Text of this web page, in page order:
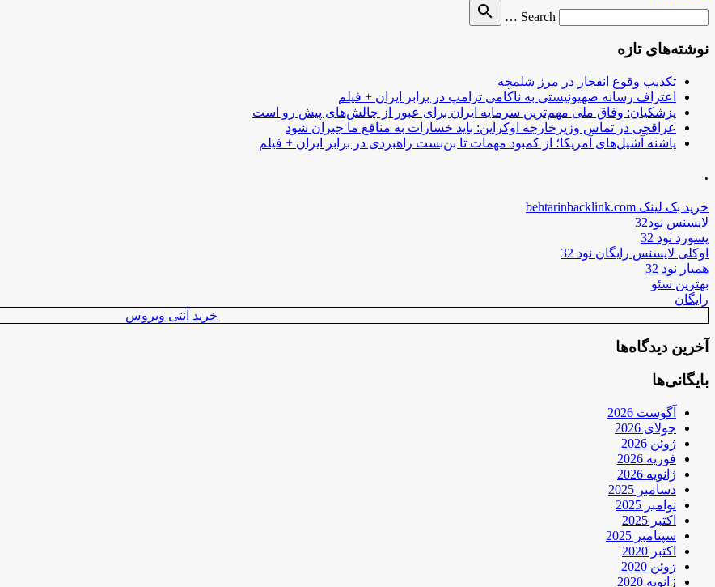
Search …
search
نوشته‌های تازه
تکذیب وقوع انفجار در مرز شلمچه
اعتراف رسانه صهیونیستی به ناکامی ترامپ در برابر ایران + فیلم
پزشکیان: وفاق ملی مهم‌ترین سرمایه ایران برای عبور از چالش‌های پیش رو است
عراقچی در تماس وزیرخارجه اوکراین: باید خسارات به منافع ما جبران شود
پاشنه آشیل‌های آمریکا؛ از کمبود مهمات تا بن‌بست راهبردی در برابر ایران + فیلم
.
خرید بک لینک behtarinbacklink.com
لایسنس نود32
پسورد نود 32
اوکلی لایسنس رایگان نود 32
همیار نود 32
بهترین سئو
رایگان
خرید آنتی ویروس
آخرین دیدگاه‌ها
بایگانی‌ها
آگوست 2026
جولای 2026
ژوئن 2026
فوریه 2026
ژانویه 2026
دسامبر 2025
نوامبر 2025
اکتبر 2025
سپتامبر 2025
اکتبر 2020
ژوئن 2020
ژانویه 2020